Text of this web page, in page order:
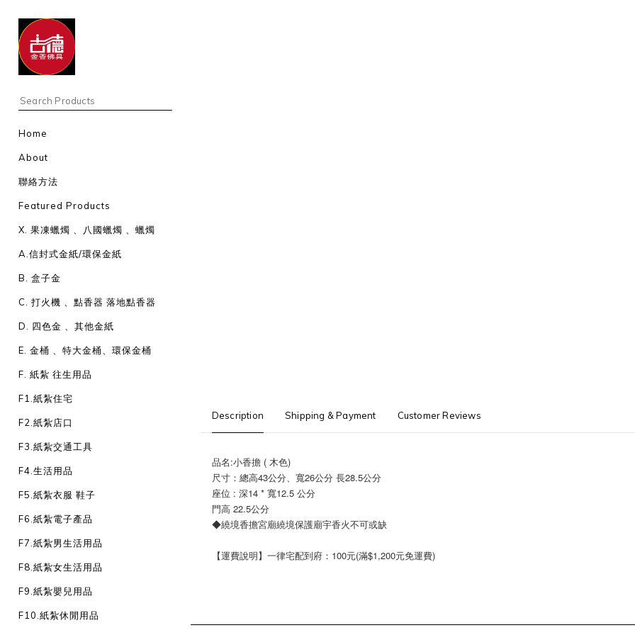
Home
About
聯絡方法
Featured Products
X. 果凍蠟燭 、八國蠟燭 、蠟燭
A.信封式金紙/環保金紙
B. 盒子金
C. 打火機 、點香器 落地點香器
D. 四色金 、其他金紙
E. 金桶 、特大金桶、環保金桶
F. 紙紮 往生用品
F1.紙紮住宅
F2.紙紮店口
F3.紙紮交通工具
F4.生活用品
F5.紙紮衣服 鞋子
F6.紙紮電子產品
F7.紙紮男生活用品
F8.紙紮女生活用品
F9.紙紮嬰兒用品
F10.紙紮休閒用品
Description Shipping & Payment Customer Reviews
品名:小香擔 ( 木色)
尺寸：總高43公分、寬26公分 長28.5公分
座位 : 深14 * 寬12.5 公分
門高 22.5公分
◆繞境香擔宮廟繞境保護廟宇香火不可或缺
【運費說明】一律宅配到府：100元(滿$1,200元免運費)